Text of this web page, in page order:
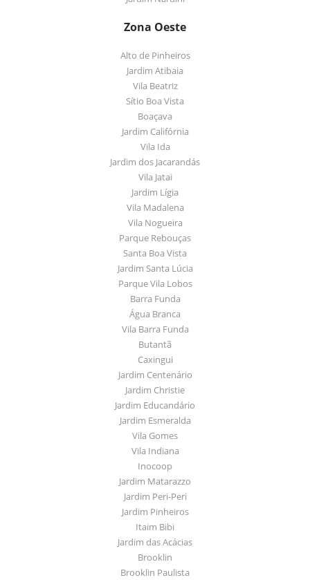
Zona Oeste
Alto de Pinheiros
Jardim Atibaia
Vila Beatriz
Sítio Boa Vista
Boaçava
Jardim Califórnia
Vila Ida
Jardim dos Jacarandás
Vila Jatai
Jardim Lígia
Vila Madalena
Vila Nogueira
Parque Rebouças
Santa Boa Vista
Jardim Santa Lúcia
Parque Vila Lobos
Barra Funda
Água Branca
Vila Barra Funda
Butantã
Caxingui
Jardim Centenário
Jardim Christie
Jardim Educandário
Jardim Esmeralda
Vila Gomes
Vila Indiana
Inocoop
Jardim Matarazzo
Jardim Peri-Peri
Jardim Pinheiros
Itaim Bibi
Jardim das Acácias
Brooklin
Brooklin Paulista